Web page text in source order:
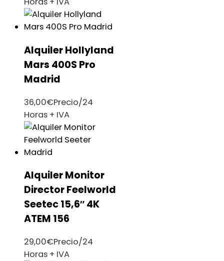
Alquiler Hollyland
Mars 400S Pro
Madrid
36,00€Precio/24
Horas + IVA
Alquiler Monitor
Director Feelworld
Seetec 15,6″ 4K
ATEM 156
29,00€Precio/24
Horas + IVA